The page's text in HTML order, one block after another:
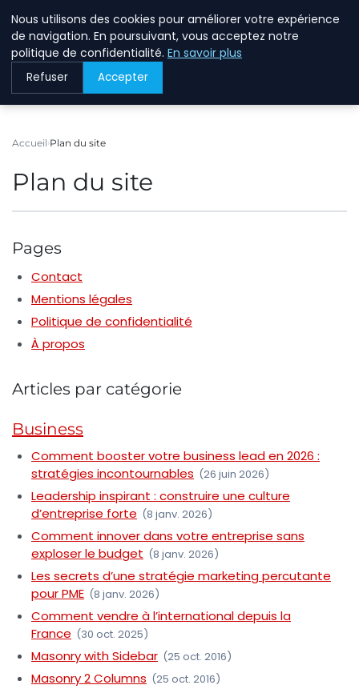
BREIGHAWAY
Accueil Plan du site
Plan du site
Pages
Contact
Mentions légales
Politique de confidentialité
À propos
Articles par catégorie
Business
Comment booster votre business lead en 2026 :
stratégies incontournables (26 juin 2026)
Leadership inspirant : construire une culture
d’entreprise forte (8 janv. 2026)
Comment innover dans votre entreprise sans
exploser le budget (8 janv. 2026)
Les secrets d’une stratégie marketing percutante
pour PME (8 janv. 2026)
Comment vendre à l’international depuis la
France (30 oct. 2025)
Masonry with Sidebar (25 oct. 2016)
Masonry 2 Columns (25 oct. 2016)
Nous utilisons des cookies pour améliorer votre expérience
de navigation. En poursuivant, vous acceptez notre
politique de confidentialité. En savoir plus
Refuser Accepter